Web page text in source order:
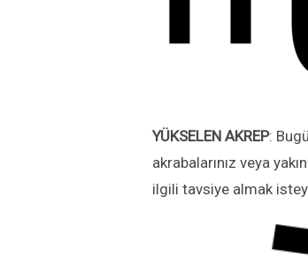
YÜKSELEN AKREP:
akrabalarınız veya
ilgili tavsiye almak